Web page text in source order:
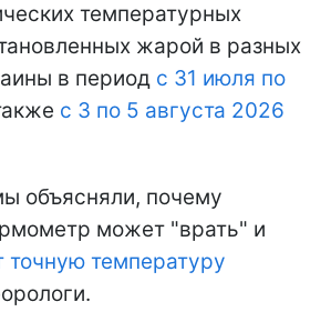
температурных
жарой в разных
в период с 31 июля по
с 3 по 5 августа 2026
объясняли, почему
может "врать" и
точную температуру